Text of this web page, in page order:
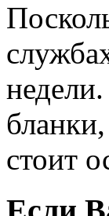
стоит